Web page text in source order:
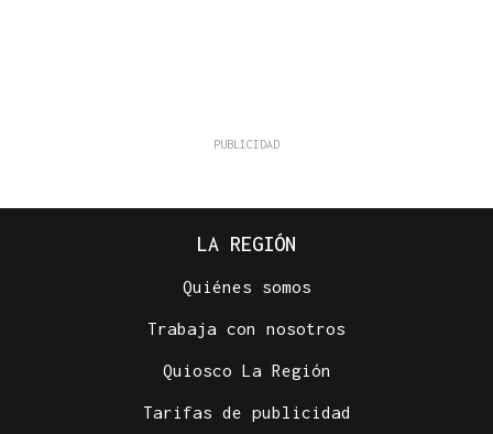
LA REGIÓN
Quiénes somos
Trabaja con nosotros
Quiosco La Región
Tarifas de publicidad